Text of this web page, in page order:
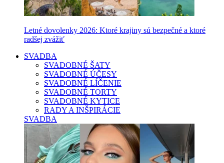
Letné dovolenky 2026: Ktoré krajiny sú bezpečné a ktoré
radšej zvážiť
SVADBA
SVADOBNÉ ŠATY
SVADOBNÉ ÚČESY
SVADOBNÉ LÍČENIE
SVADOBNÉ TORTY
SVADOBNÉ KYTICE
RADY A INŠPIRÁCIE
SVADBA